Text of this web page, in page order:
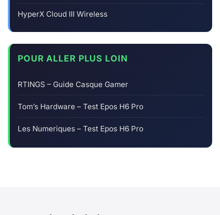
HyperX Cloud III Wireless
POUR ALLER PLUS LOIN
RTINGS – Guide Casque Gamer
Tom’s Hardware – Test Epos H6 Pro
Les Numeriques – Test Epos H6 Pro